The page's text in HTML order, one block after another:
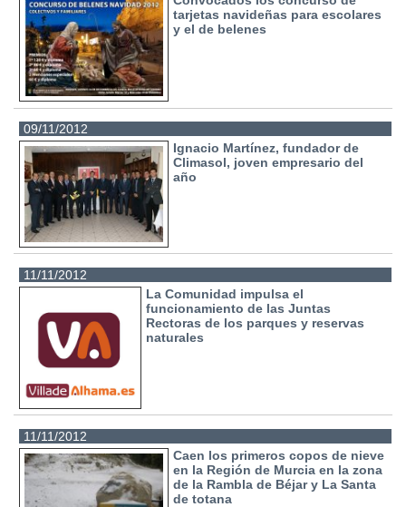
tarjetas navideñas para escolares
y el de belenes
09/11/2012
Ignacio Martínez, fundador de
Climasol, joven empresario del
año
11/11/2012
La Comunidad impulsa el
funcionamiento de las Juntas
Rectoras de los parques y reservas
naturales
11/11/2012
Caen los primeros copos de nieve
en la Región de Murcia en la zona
de la Rambla de Béjar y La Santa
de totana